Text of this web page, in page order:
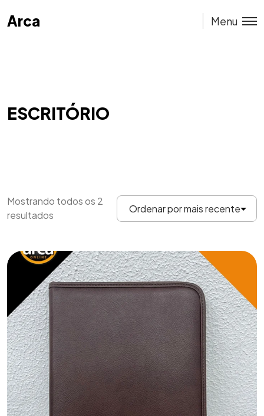
Arca
Arca Menu
ESCRITÓRIO
Mostrando todos os 2
resultados